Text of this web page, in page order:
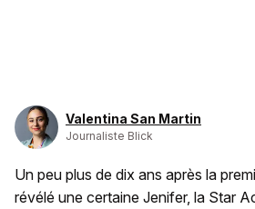
Valentina San Martin
Journaliste Blick
Un peu plus de dix ans après la
révélé une certaine Jenifer, la Star